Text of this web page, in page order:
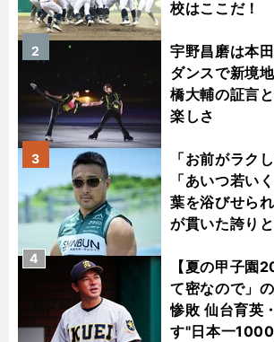
校はここだ！
宇野昌磨は本
ダンスで新境
橋大輔の証言
楽しさ
2
「お前がラク
「あいつ若い
葉を浴びせら
が貫いた誇り
3
【夏の甲子園
て密なので」
惨敗 仙台育英
す"日本一
4